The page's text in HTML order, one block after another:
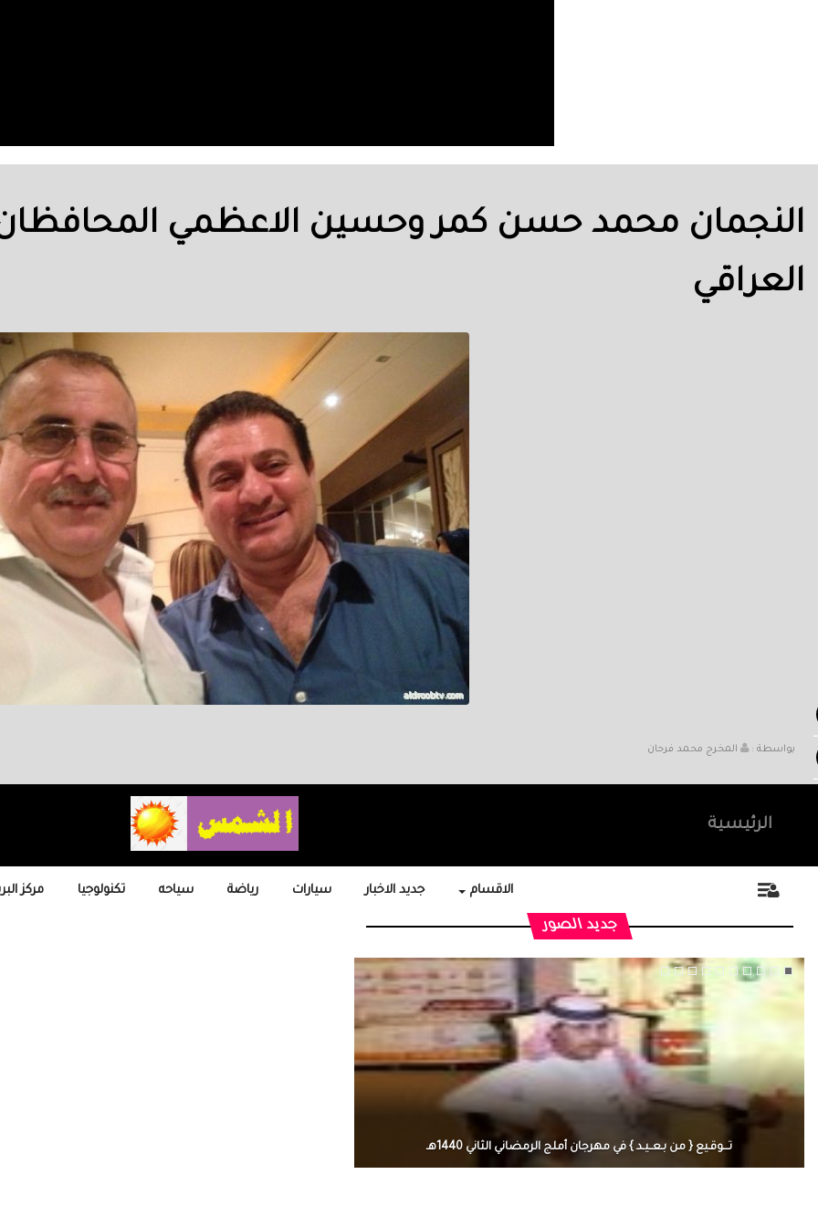
النجمان محمد حسن كمر وحسين الاعظمي المحافظان
العراقي
بواسطة : المخرج محمد فرحان
الرئيسية
الاقسام جديد الاخبار سيارات رياضة سياحه تكنولوجيا مركز
جديد الصور
تـــوقـيع { من بـعــيـد } في مهرجان أملج الرمضاني الثاني 1440هـ